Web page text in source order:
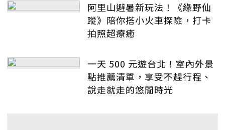
阿里山避暑新玩法！《綠野仙
蹤》陪你搭小火車探險，打卡
拍照超療癒
一天 500 元遊台北！室內外景
點推薦清單，享受不趕行程、
說走就走的悠閒時光